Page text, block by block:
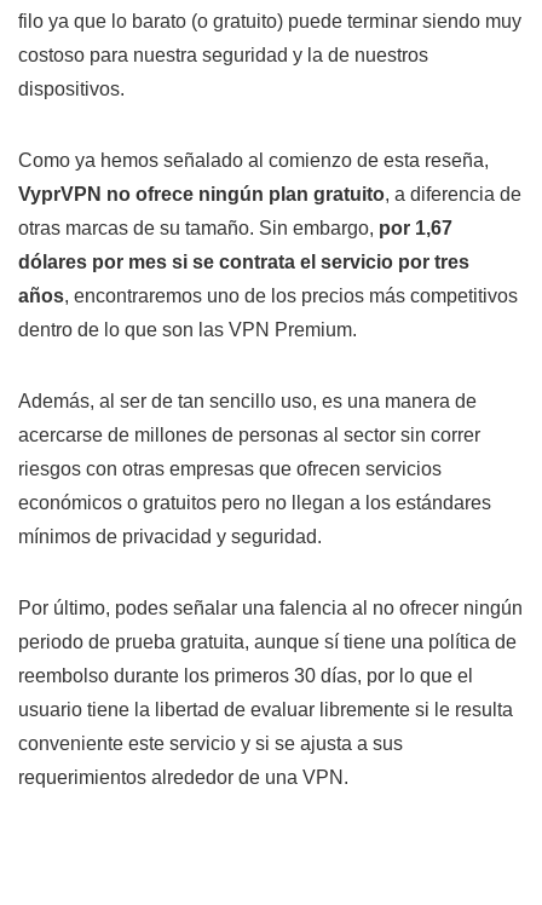
filo ya que lo barato (o gratuito) puede terminar siendo muy
costoso para nuestra seguridad y la de nuestros
dispositivos.
Como ya hemos señalado al comienzo de esta reseña,
VyprVPN no ofrece ningún plan gratuito, a diferencia de
otras marcas de su tamaño. Sin embargo, por 1,67
dólares por mes si se contrata el servicio por tres
años, encontraremos uno de los precios más competitivos
dentro de lo que son las VPN Premium.
Además, al ser de tan sencillo uso, es una manera de
acercarse de millones de personas al sector sin correr
riesgos con otras empresas que ofrecen servicios
económicos o gratuitos pero no llegan a los estándares
mínimos de privacidad y seguridad.
Por último, podes señalar una falencia al no ofrecer ningún
periodo de prueba gratuita, aunque sí tiene una política de
reembolso durante los primeros 30 días, por lo que el
usuario tiene la libertad de evaluar libremente si le resulta
conveniente este servicio y si se ajusta a sus
requerimientos alrededor de una VPN.